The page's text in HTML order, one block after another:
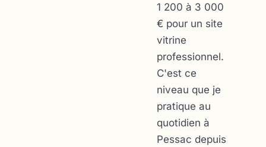
1 200 à 3 000
€ pour un site
vitrine
professionnel.
C'est ce
niveau que je
pratique au
quotidien à
Pessac depuis